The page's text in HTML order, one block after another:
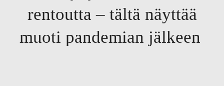
rentoutta – tältä näyttää
muoti pandemian jälkeen